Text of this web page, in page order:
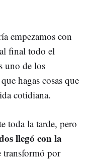
empezamos con
final todo el
uno de los
hagas cosas que
cotidiana.
toda la tarde, pero
llegó con la
transformó por